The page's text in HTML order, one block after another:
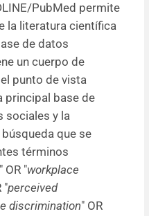
PubMed permite
la literatura científica
de datos
un cuerpo de
punto de vista
principal base de
sociales y la
que se
términos
" OR "workplace
"perceived
discrimination" OR